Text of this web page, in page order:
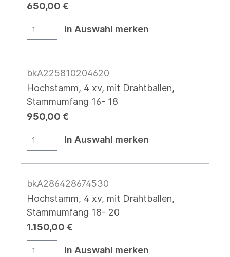
650,00 €
In Auswahl merken
bkA225810204620
Hochstamm, 4 xv, mit Drahtballen,
Stammumfang 16- 18
950,00 €
In Auswahl merken
bkA286428674530
Hochstamm, 4 xv, mit Drahtballen,
Stammumfang 18- 20
1.150,00 €
In Auswahl merken